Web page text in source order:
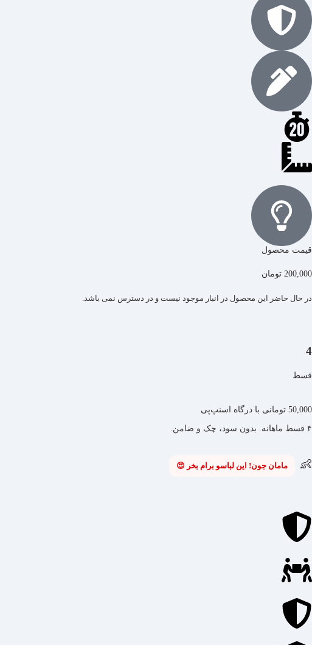
قیمت محصول
200,000 تومان
در حال حاضر این محصول در انبار موجود نیست و در دسترس نمی باشد.
4
قسط
50,000 تومانی با درگاه اسنپ‌پی
۴ قسط ماهانه. بدون سود، چک و ضامن.
👶 قول می‌دم با این